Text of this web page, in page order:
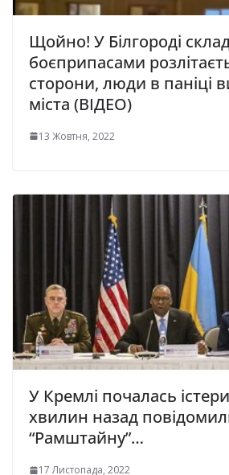
Щойно! У Білгороді склад
боєприпасами
сторони, люди в паніці
міста (ВІДЕО)
13 Жовтня, 2022
У Кремлі почалась
хвилин назад
“Рамштайну”…
17 Листопада, 2022